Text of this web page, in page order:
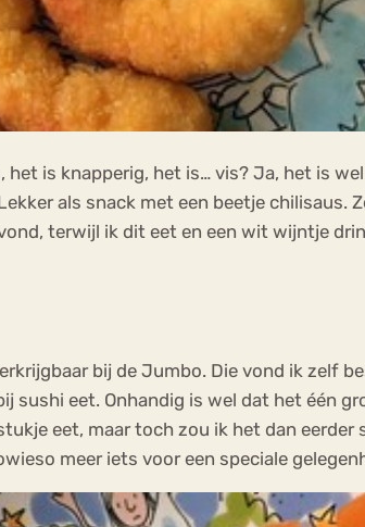
is knapperig, het is… vis? Ja, het is
als snack met een beetje chilisaus.
terwijl ik dit eet en een wit wijntje
bij de Jumbo. Die vond ik zelf
sushi eet. Onhandig is wel dat het één
eet, maar toch zou ik het dan eerder
meer iets voor een speciale